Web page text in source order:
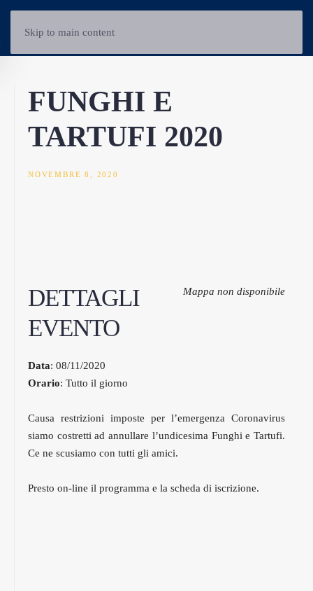
Skip to main content
FUNGHI E
TARTUFI 2020
NOVEMBRE 8, 2020
Mappa non disponibile
DETTAGLI
EVENTO
Data: 08/11/2020
Orario: Tutto il giorno
Causa restrizioni imposte per l’emergenza Coronavirus
siamo costretti ad annullare l’undicesima Funghi e Tartufi.
Ce ne scusiamo con tutti gli amici.
Presto on-line il programma e la scheda di iscrizione.